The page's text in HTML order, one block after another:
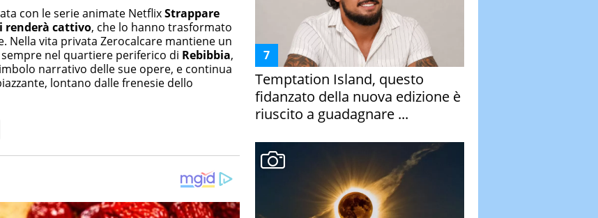
con le serie animate NetflixStrappare
renderà cattivo, che lo hanno trasformato
Nella vita privata Zerocalcare mantiene un
nel quartiere periferico di Rebibbia,
narrativo delle sue opere, e continua
lontano dalle frenesie dello
Temptation Island, questo
fidanzato della nuova edizione è
riuscito a guadagnare ...